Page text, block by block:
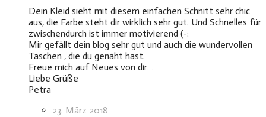
Dein Kleid sieht mit diesem einfachen Schnitt sehr chic
aus, die Farbe steht dir wirklich sehr gut. Und Schnelles für
zwischendurch ist immer motivierend (-:
Mir gefällt dein blog sehr gut und auch die wundervollen
Taschen , die du genäht hast.
Freue mich auf Neues von dir…
Liebe Grüße
Petra
23. März 2018